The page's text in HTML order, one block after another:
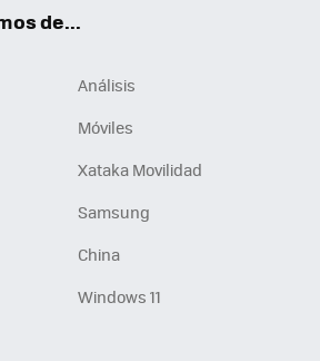
de...
Análisis
Móviles
Xataka Movilidad
Samsung
China
Windows 11